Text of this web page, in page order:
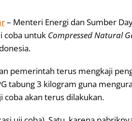
– Menteri Energi dan Sumber
coba untuk Compressed Natural
pemerintah terus mengkaji
tabung 3 kilogram guna
coba akan terus dilakukan.